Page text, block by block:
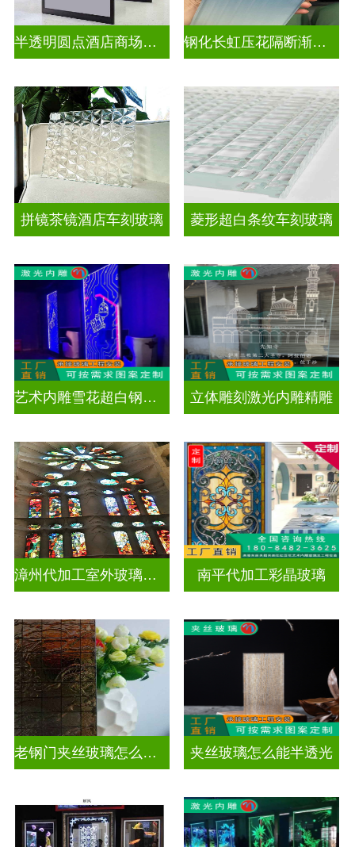
半透明圆点酒店商场渐变装饰玻璃 钢化长虹压花隔断渐变隔断装饰玻璃
拼镜茶镜酒店车刻玻璃 菱形超白条纹车刻玻璃
艺术内雕雪花超白钢化激光内雕发光玻璃背景墙 立体雕刻激光内雕精雕
漳州代加工室外玻璃穹顶 南平代加工彩晶玻璃
老钢门夹丝玻璃怎么修复 夹丝玻璃怎么能半透光